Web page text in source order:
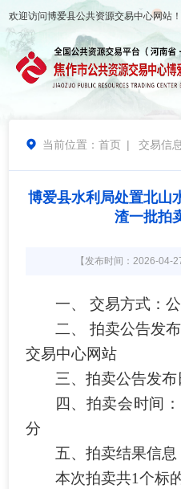
欢迎访问博爱县公共资源交易中心网站！
 当前位置： 首页 | 交易信
果公告
博爱县水利局处置北山
渣一批拍
【发布时间：2026-04-
一、
交易方式：
二、
拍卖公告发
交易中心网站
三、拍卖公告发布
四、拍卖会时间：
分
五、拍卖结果信息
本次拍卖共1个标